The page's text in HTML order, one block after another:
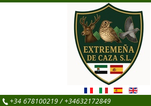
+34 678100219 / +34632172849